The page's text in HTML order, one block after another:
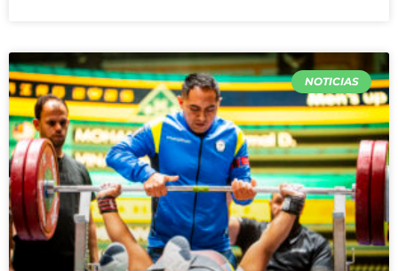
NOTICIAS